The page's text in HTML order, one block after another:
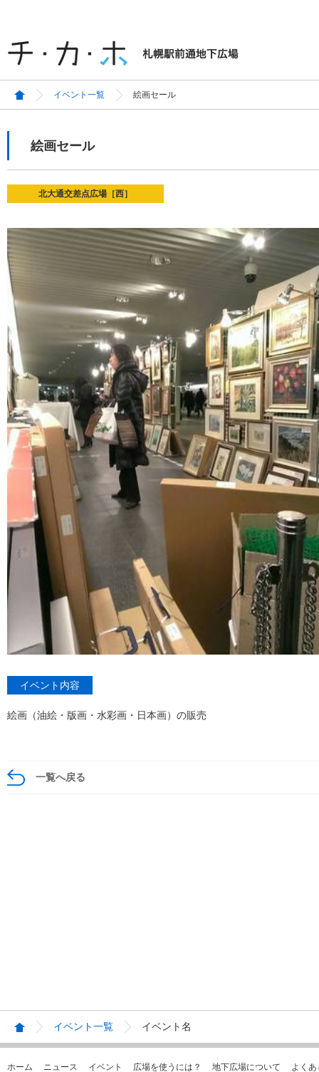
イベント一覧 絵画セール
絵画セール
北大通交差点広場［西］
イベント内容
絵画（油絵・版画・水彩画・日本画）の販売
一覧へ戻る
イベント一覧 イベント名
ホーム ニュース イベント 広場を使うには？ 地下広場について
よく